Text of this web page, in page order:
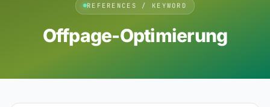
REFERENCES / KEYWORD
Offpage-Optimierung